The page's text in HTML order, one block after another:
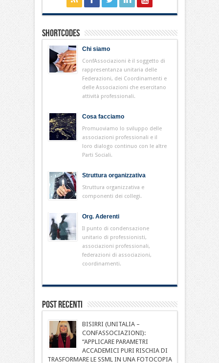
Shortcodes
Chi siamo
ConfAssociazioni è il soggetto di
rappresentanza unitaria delle
Federazioni, dei Coordinamenti e
delle Associazioni che esercitano
attività professionali.
Cosa facciamo
Promuoviamo lo sviluppo delle
associazioni professionali e il
loro dialogo continuo con le altre
Parti Sociali.
Struttura organizzativa
Struttura organizzativa e
componenti dei collegi.
Org. Aderenti
Il punto di condensazione
unitario di professionisti,
associazioni professionali,
federazioni di associazioni,
coordinamenti.
Post Recenti
BISIRRI (UNITALIA –
CONFASSOCIAZIONI):
“APPLICARE PARAMETRI
ACCADEMICI PURI RISCHIA DI
TRASFORMARE LE SSML IN UNA FOTOCOPIA